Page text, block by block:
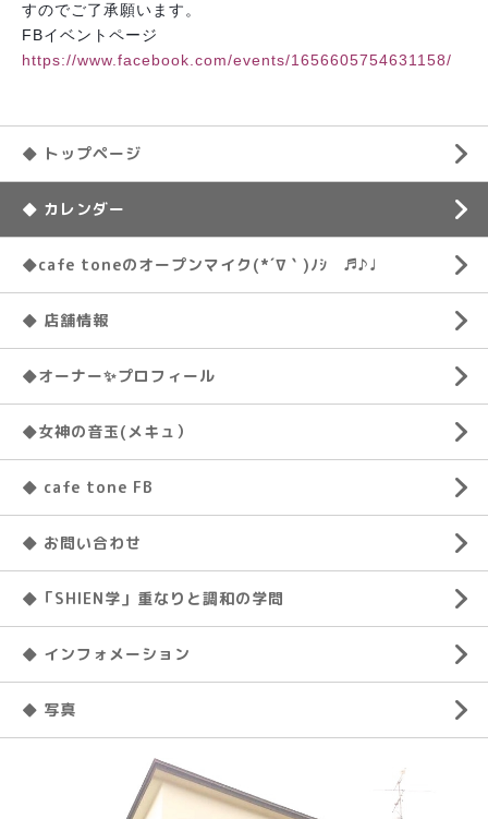
すのでご了承願います。
FBイベントページ
https://www.facebook.com/events/1656605754631158/
◆ トップページ
◆ カレンダー
◆cafe toneのオープンマイク(*´∇｀)ﾉｼ ♬♪♩
◆ 店舗情報
◆オーナー✨プロフィール
◆女神の音玉(メキュ）
◆ cafe tone FB
◆ お問い合わせ
◆「SHIEN学」重なりと調和の学問
◆ インフォメーション
◆ 写真